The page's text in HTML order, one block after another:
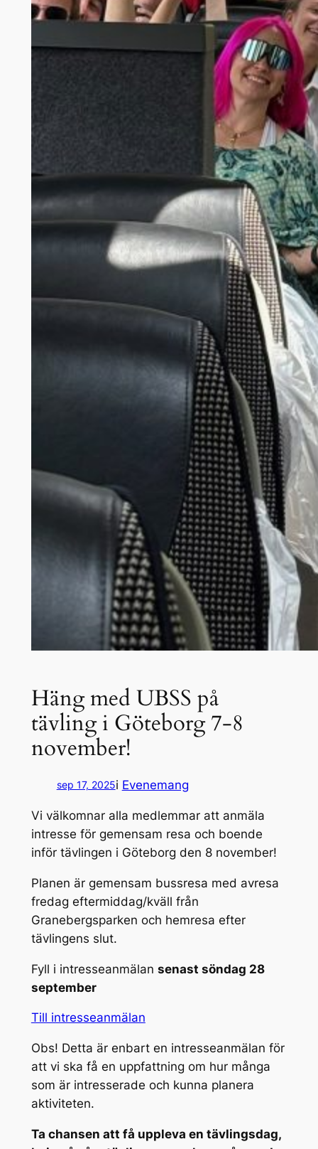
Häng med UBSS på
tävling i Göteborg 7-8
november!
sep 17, 2025i Evenemang
Vi välkomnar alla medlemmar att anmäla
intresse för gemensam resa och boende
inför tävlingen i Göteborg den 8 november!
Planen är gemensam bussresa med avresa
fredag eftermiddag/kväll från
Granebergsparken och hemresa efter
tävlingens slut.
Fyll i intresseanmälan senast söndag 28
september
Till intresseanmälan
Obs! Detta är enbart en intresseanmälan för
att vi ska få en uppfattning om hur många
som är intresserade och kunna planera
aktiviteten.
Ta chansen att få uppleva en tävlingsdag,